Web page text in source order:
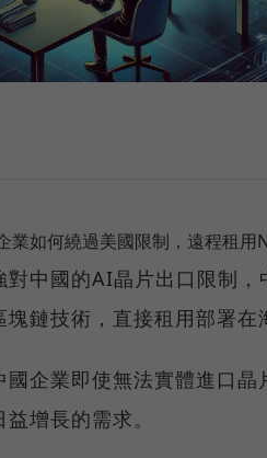
業如何繞過美國限制，遠程租用
對中國的AI晶片出口限制
塊鏈技術，直接租用部署在
國企業即使無法實體進口
增長的需求。